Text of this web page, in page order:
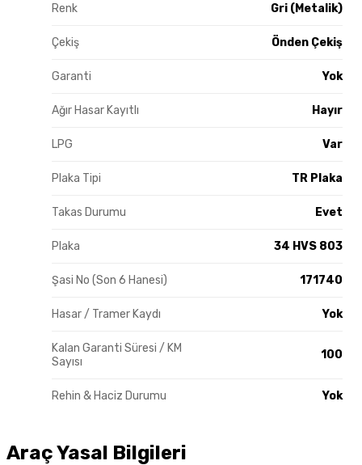
Renk Gri (Metalik)
Çekiş Önden Çekiş
Garanti Yok
Ağır Hasar Kayıtlı Hayır
LPG Var
Plaka Tipi TR Plaka
Takas Durumu Evet
Plaka 34 HVS 803
Şasi No (Son 6 Hanesi) 171740
Hasar / Tramer Kaydı Yok
Kalan Garanti Süresi / KM
Sayısı
100
Rehin & Haciz Durumu Yok
Araç Yasal Bilgileri